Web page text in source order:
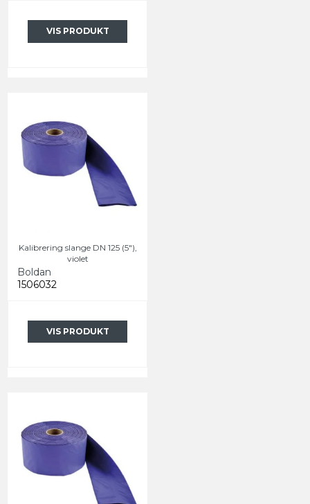
VIS PRODUKT
Kalibrering slange DN 125 (5"),
violet
Boldan
1506032
VIS PRODUKT